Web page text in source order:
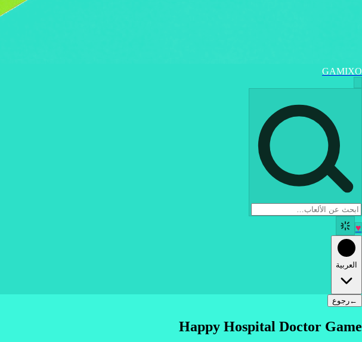
GAMIXO
♥
العربية
←رجوع
Happy Hospital Doctor Game